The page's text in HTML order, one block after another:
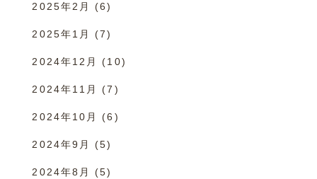
2025年2月 (6)
2025年1月 (7)
2024年12月 (10)
2024年11月 (7)
2024年10月 (6)
2024年9月 (5)
2024年8月 (5)